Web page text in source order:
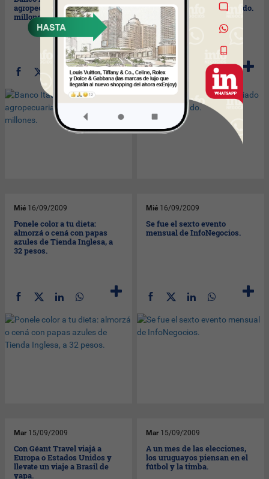
agropecuaria de US$ 200
millones.
privilegiado en la Expo Prado.
Mié 16/09/2009
Ponele color a tu dieta:
almorzá o cená con papas
azules de Tienda Inglesa, a
32 pesos.
Mié 16/09/2009
Se fue el sexto evento
mensual de InfoNegocios.
Mar 15/09/2009
Con Géant Travel viajá a
Europa o Estados Unidos y
llevate un viaje a Brasil de
yapa.
Mar 15/09/2009
A un mes de las elecciones,
los uruguayos piensan en el
fútbol y la timba.